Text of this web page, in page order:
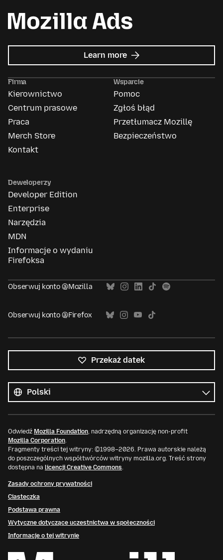
Learn more about
Mozilla
Firma
Kierownictwo
Centrum prasowe
Praca
Merch Store
Kontakt
Wsparcie
Pomoc
Zgłoś błąd
Przetłumacz Mozillę
Bezpieczeństwo
Deweloperzy
Developer Edition
Enterprise
Narzędzia
MDN
Informacje o wydaniu
Firefoksa
Obserwuj konto @Mozilla
Obserwuj konto @Firefox
Przekaż datek
języki
Język
Odwiedź Mozilla Foundation, nadrzędną organizację non-profit
Mozilla Corporation.
Fragmenty treści tej witryny: ©1998–2026. Prawa autorskie należą
do poszczególnych współtwórców witryny mozilla.org. Treść strony
dostępna na licencji Creative Commons.
Zasady ochrony prywatności
Ciasteczka
Podstawa prawna
Wytyczne dotyczące uczestnictwa w społeczności
Informacje o tej witrynie